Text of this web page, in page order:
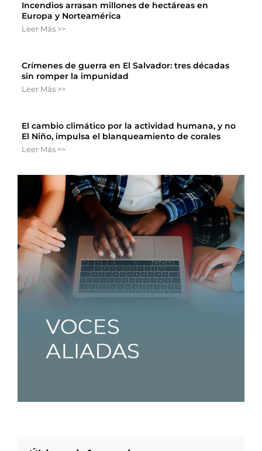
Incendios arrasan millones de hectáreas en
Europa y Norteamérica
Leer Más >>
Crímenes de guerra en El Salvador: tres décadas
sin romper la impunidad
Leer Más >>
El cambio climático por la actividad humana, y no
El Niño, impulsa el blanqueamiento de corales
Leer Más >>